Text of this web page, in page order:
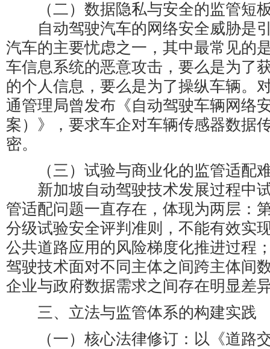
（二）数据隐私与安全的监管短
自动驾驶汽车的网络安全威胁是
汽车的主要忧虑之一，其中最常见的
车信息系统的恶意攻击，要么是为了
的个人信息，要么是为了操纵车辆。
通管理局曾发布《自动驾驶车辆网络
案）》，要求车企对车辆传感器数据
密。
（三）试验与商业化的监管适配
新加坡自动驾驶技术发展过程中
管适配问题一直存在，体现为两层：
分级试验安全评判准则，不能有效实
公共道路应用的风险梯度化推进过程
驾驶技术面对不同主体之间跨主体间
企业与政府数据需求之间存在明显差
三、立法与监管体系的构建实践
（一）核心法律修订：以《道路